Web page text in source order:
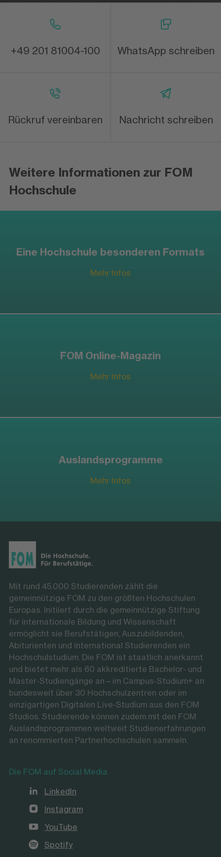
+49 201 81004-100 WhatsApp schreiben
Rückruf vereinbaren Nachricht schreiben
Weitere Informationen zur FOM
Hochschule
Eine Hochschule besonderen Formats
Mehr Infos
FOM Online-Magazin
Mehr Infos
Auslandsprogramme
Mehr Infos
Mit rund 45.000 Studierenden zählt die
gemeinnützige FOM zu den größten Hochschulen
Europas. Initiiert durch die gemeinnützige Stiftung
für internationale Bildung und Wissenschaft
ermöglicht sie Berufstätigen, Auszubildenden,
Abiturienten und international Studierenden ein
Hochschulstudium. Die FOM ist staatlich anerkannt
und bietet mehr als 60 akkreditierte Bachelor- und
Master-Studiengänge an – im Campus-Studium+ an
bundesweit über 30 Hochschulzentren oder im
einzigartigen Digitalen Live-Studium aus den FOM
Studios. Studierende können zudem mit den FOM
Auslandsprogrammen weltweit Studienerfahrungen
an renommierten Partnerhochschulen sammeln.
Die FOM auf Social Media
LinkedIn
Instagram
YouTube
Spotify